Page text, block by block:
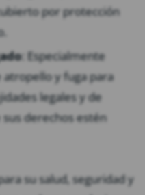
por protección
: Especialmente
y fuga para
legales y de
derechos estén
su salud, seguridad y